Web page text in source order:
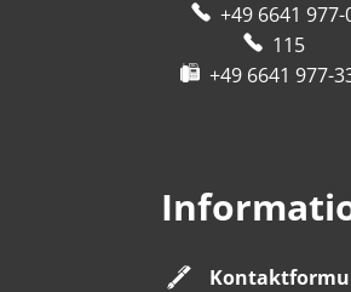
+49 6641 977-
115
+49 6641 977-